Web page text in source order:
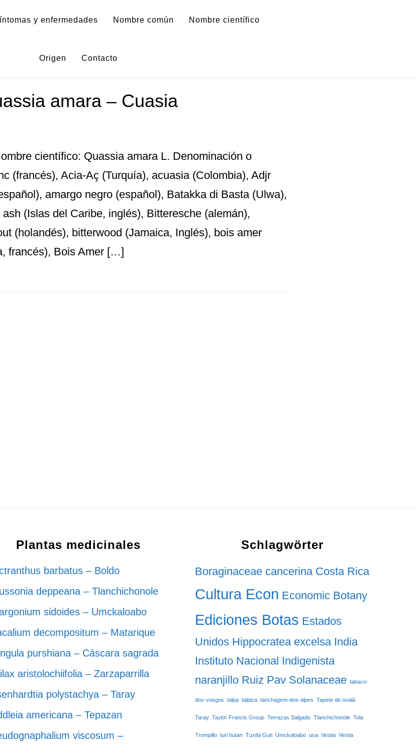
y enfermedades Nombre común Nombre científico
Origen Contacto
amara – Cuasia
científico: Quassia amara L. Denominación o
(francés), Acia-Aç (Turquía), acuasia (Colombia), Adjr
amargo negro (español), Batakka di Basta (Ulwa),
(Islas del Caribe, inglés), Bitteresche (alemán),
(holandés), bitterwood (Jamaica, Inglés), bois amer
francés), Bois Amer […]
Plantas medicinales
barbatus – Boldo
deppeana – Tlanchichonole
sidoides – Umckaloabo
decompositum – Matarique
purshiana – Cáscara sagrada
aristolochiifolia – Zarzaparrilla
polystachya – Taray
americana – Tepazan
viscosum –
Schlagwörter
Boraginaceae cancerina Costa Rica
Cultura Econ Economic Botany
Ediciones Botas Estados
Unidos Hippocratea excelsa India
Instituto Nacional Indigenista
naranjillo Ruiz Pav Solanaceae tabaco-
dos-vosgos talpa talpica tanchagem-dos-alpes Tapete de oxalá
Taray Taylor Francis Group Terrazas Salgado Tlanchichonole Tola
Trompillo turi hutan Tuxtla Guti Umckaloabo usa Vestia Vestia